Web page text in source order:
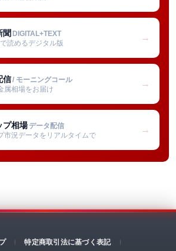
聞 DIGITAL+TEXT
読めるデジタル版
→
信/ モーニングコール
属相場をお届け
→
プ相場 データ配信
市況データをリアルタイムで
→
特定商取引法に基づく表記